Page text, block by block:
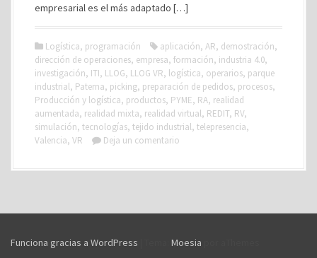
empresarial es el más adaptado […]
Logística, programación aplicación, AR, demostración,
dirección de operaciones, empresa, formación, industria 4.0,
investigación, ITI, LLOG, LLOG VR, logística, operarios, parque
industrial, Paterna, picking, preparación de pedidos, procesos,
Producción y logística, productos, PYME, RA, realidad
aumentada, realidad mixta, realidad virtual, REDIT, RV,
simulación, tecnologías, tejido industrial, telepresencia,
Valencia, VR Deja un comentario
Funciona gracias a WordPress Moesia